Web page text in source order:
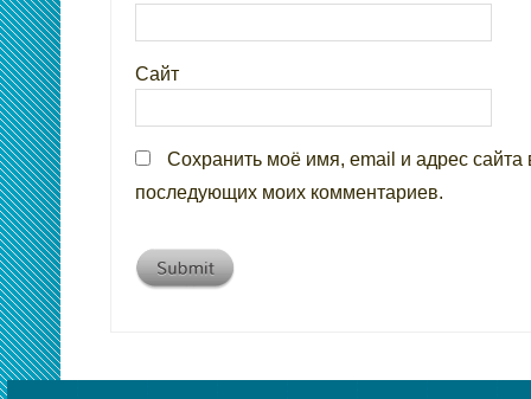
Сайт
Сохранить моё имя, email и адрес сайта
последующих моих комментариев.